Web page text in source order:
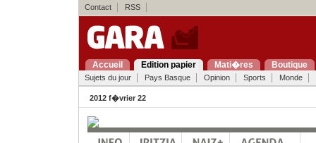
Contact RSS
Accueil Edition papier Mati�res Boutique
Sujets du jour Pays Basque Opinion Sports Monde
2012 f�vrier 22